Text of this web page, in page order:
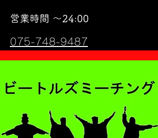
​営業時間 〜24:00
075-748-9487